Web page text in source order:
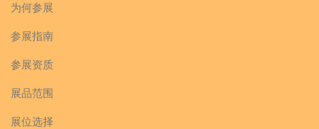
为何参展
参展指南
参展资质
展品范围
展位选择